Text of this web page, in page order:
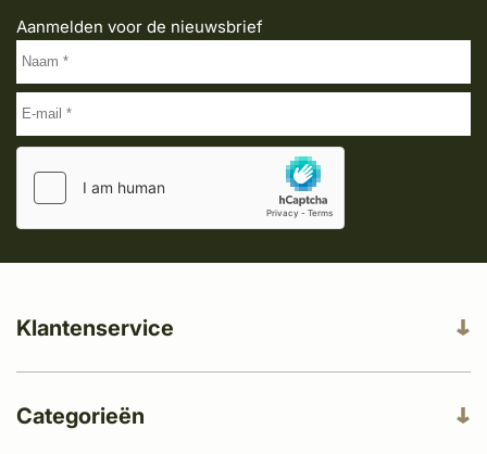
Aanmelden voor de nieuwsbrief
Klantenservice
Categorieën